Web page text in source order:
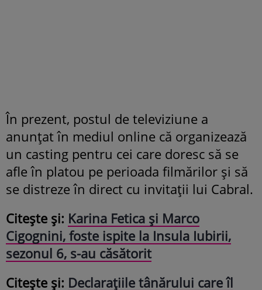
În prezent, postul de televiziune a
anunțat în mediul online că organizează
un casting pentru cei care doresc să se
afle în platou pe perioada filmărilor și să
se distreze în direct cu invitații lui Cabral.
Citește și: Karina Fetica și Marco
Cigognini, foste ispite la Insula Iubirii,
sezonul 6, s-au căsătorit
Citește și: Declarațiile tânărului care îl